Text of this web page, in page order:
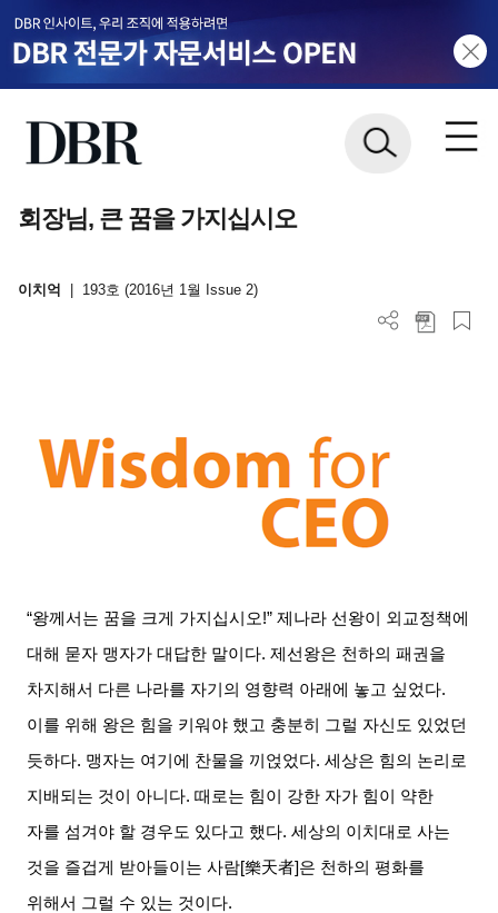
회장님, 큰 꿈을 가지십시오
이치억 193호 (2016년 1월 Issue 2)
“왕께서는 꿈을 크게 가지십시오!”제나라 선왕이 외교정책에
대해 묻자 맹자가 대답한 말이다.제선왕은 천하의 패권을
차지해서 다른 나라를 자기의 영향력 아래에 놓고 싶었다.
이를 위해 왕은 힘을 키워야 했고 충분히 그럴 자신도 있었던
듯하다. 맹자는 여기에 찬물을 끼얹었다.세상은 힘의 논리로
지배되는 것이 아니다.때로는 힘이 강한 자가 힘이 약한
자를 섬겨야 할 경우도 있다고 했다.세상의 이치대로 사는
것을 즐겁게 받아들이는 사람[樂天者]은 천하의 평화를
위해서 그럴 수 있는 것이다.